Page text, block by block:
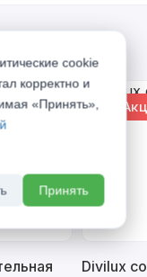
%
Divilux
cookie
корректно и
«Принять»,
Принять